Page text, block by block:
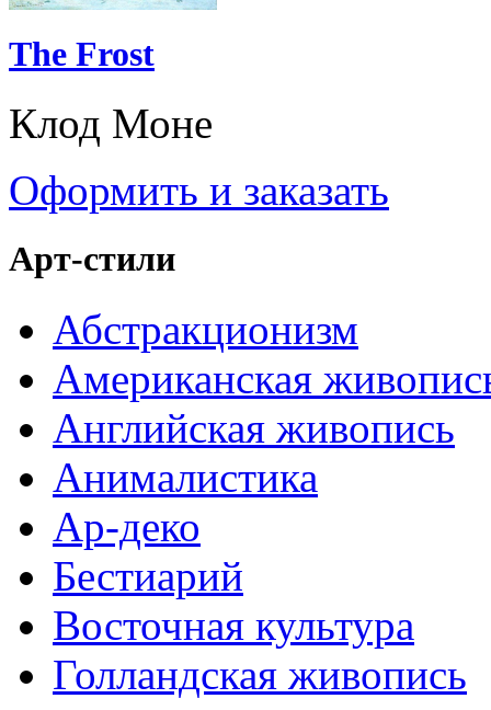
The Frost
Клод Моне
Оформить и заказать
Арт-стили
Абстракционизм
Американская
Английская живопись
Анималистика
Ар-деко
Бестиарий
Восточная культура
Голландская живопись